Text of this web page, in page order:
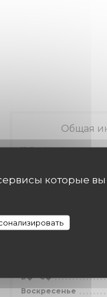
которые вы
Общая
18 Rue Mayet
Метро
Автобус
28,39,70,82,89,92
В�-С�
Воскресенье